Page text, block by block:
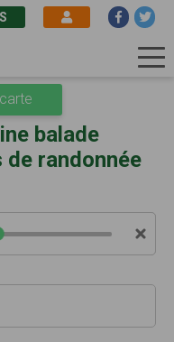
balade
randonnée